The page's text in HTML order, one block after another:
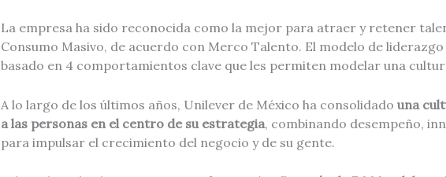
La empresa ha sido reconocida como la mejor para atraer y retener
Consumo Masivo, de acuerdo con Merco Talento. El modelo de
basado en 4 comportamientos clave que les permiten modelar una
A lo largo de los últimos años, Unilever de México ha consolidado una
a las personas en el centro de su estrategia, combinando desempeño,
para impulsar el crecimiento del negocio y de su gente.